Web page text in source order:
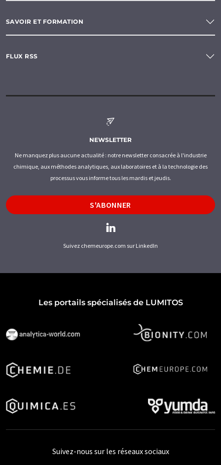
SAVOIR ET FORMATION
FLUX RSS
NEWSLETTER
Ne manquez plus aucune actualité : notre newsletter consacrée à l'industrie
chimique, aux méthodes analytiques, aux laboratoires et à la technologie des
processus vous informe tous les mardis et jeudis.
S'ABONNER
Suivez chemeurope.com sur LinkedIn
Les portails spécialisés de LUMITOS
Suivez-nous sur les réseaux sociaux